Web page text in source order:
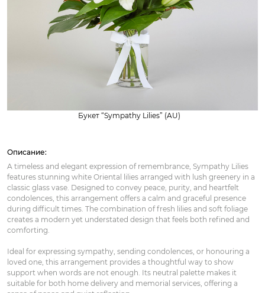
Букет “Sympathy Lilies” (AU)
Описание:
A timeless and elegant expression of remembrance, Sympathy Lilies
features stunning white Oriental lilies arranged with lush greenery in a
classic glass vase. Designed to convey peace, purity, and heartfelt
condolences, this arrangement offers a calm and graceful presence
during difficult times. The combination of fresh lilies and soft foliage
creates a modern yet understated design that feels both refined and
comforting.
Ideal for expressing sympathy, sending condolences, or honouring a
loved one, this arrangement provides a thoughtful way to show
support when words are not enough. Its neutral palette makes it
suitable for both home delivery and memorial services, offering a